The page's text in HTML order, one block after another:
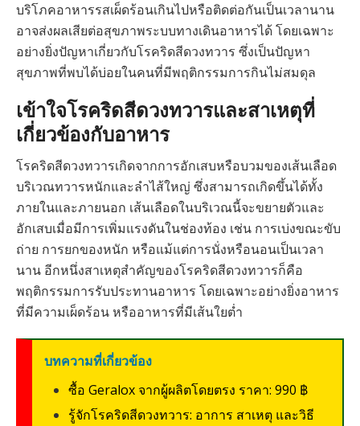
บริโภคอาหารรสเผ็ดร้อนเกินไปหรือติดต่อกันเป็นเวลานาน
อาจส่งผลเสียต่อสุขภาพระบบทางเดินอาหารได้ โดยเฉพาะ
อย่างยิ่งปัญหาเกี่ยวกับโรคริดสีดวงทวาร ซึ่งเป็นปัญหา
สุขภาพที่พบได้บ่อยในคนที่มีพฤติกรรมการกินไม่สมดุล
เข้าใจโรคริดสีดวงทวารและสาเหตุที่
เกี่ยวข้องกับอาหาร
โรคริดสีดวงทวารเกิดจากการอักเสบหรือบวมของเส้นเลือด
บริเวณทวารหนักและลำไส้ใหญ่ ซึ่งสามารถเกิดขึ้นได้ทั้ง
ภายในและภายนอก เส้นเลือดในบริเวณนี้จะขยายตัวและ
อักเสบเมื่อมีการเพิ่มแรงดันในช่องท้อง เช่น การเบ่งขณะขับ
ถ่าย การยกของหนัก หรือแม้แต่การนั่งหรือนอนเป็นเวลา
นาน อีกหนึ่งสาเหตุสำคัญของโรคริดสีดวงทวารก็คือ
พฤติกรรมการรับประทานอาหาร โดยเฉพาะอย่างยิ่งอาหาร
ที่มีความเผ็ดร้อน หรืออาหารที่มีเส้นใยต่ำ
บทความที่เกี่ยวข้อง
ซื้อ Geralox จากผู้ผลิตโดยตรง ราคา: 990 ฿
รู้จักโรคริดสีดวงทวาร: อาการ สาเหตุ และวิธี